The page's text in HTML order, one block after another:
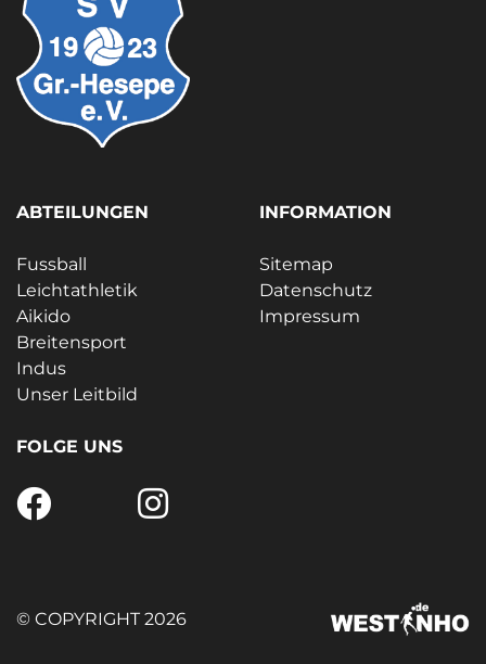
ABTEILUNGEN
Fussball
Leichtathletik
Aikido
Breitensport
Indus
Unser Leitbild
INFORMATION
Sitemap
Datenschutz
Impressum
FOLGE UNS
© COPYRIGHT 2026